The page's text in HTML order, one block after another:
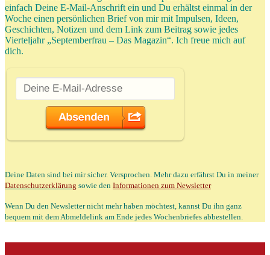
einfach Deine E-Mail-Anschrift ein und Du erhältst einmal in der
Woche einen persönlichen Brief von mir mit Impulsen, Ideen,
Geschichten, Notizen und dem Link zum Beitrag sowie jedes
Vierteljahr „Septemberfrau – Das Magazin“. Ich freue mich auf
dich.
Deine Daten sind bei mir sicher. Versprochen. Mehr dazu erfährst Du in meiner
Datenschutzerklärung sowie den Informationen zum Newsletter
Wenn Du den Newsletter nicht mehr haben möchtest, kannst Du ihn ganz
bequem mit dem Abmeldelink am Ende jedes Wochenbriefes abbestellen.